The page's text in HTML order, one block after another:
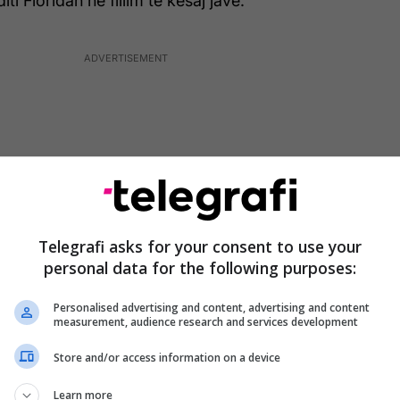
nevojë për një prerje cezariane pasi djali ishte
Telegrafi asks for your consent to use your
personal data for the following purposes:
Personalised advertising and content, advertising and content
measurement, audience research and services development
Store and/or access information on a device
Learn more